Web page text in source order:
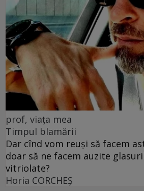
prof, viața mea
Timpul blamării
Dar cînd vom reuși să facem
doar să ne facem auzite
vitriolate?
Horia CORCHEŞ